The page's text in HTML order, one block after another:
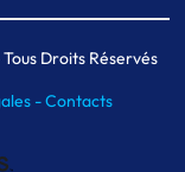
Droits Réservés
-Contacts